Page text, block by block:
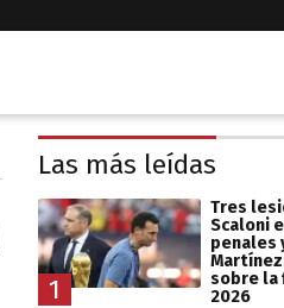
Las más leídas
1
Tres
Scaloni
penales
sobre la
2026